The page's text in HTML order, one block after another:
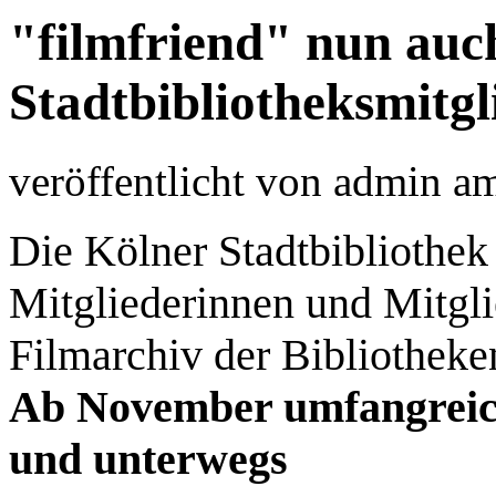
"filmfriend" nun
veröffentlicht von admin
Die Kölner
Mitgliederinnen und
Filmarchiv der
Ab November
und unterwegs